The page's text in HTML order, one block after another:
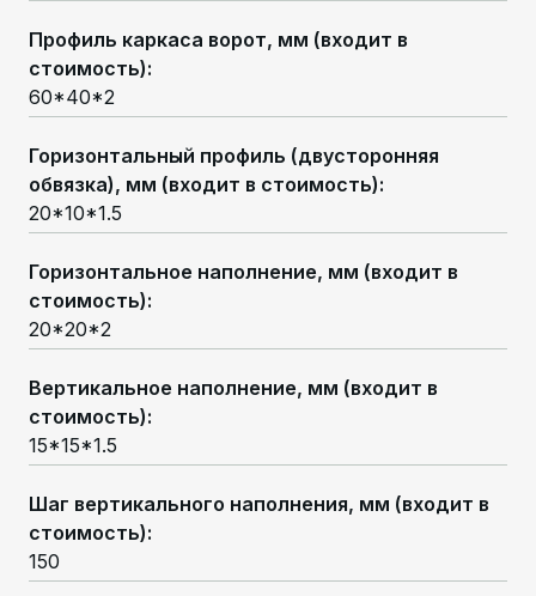
Профиль каркаса ворот, мм (входит в
стоимость):
60*40*2
Горизонтальный профиль (двусторонняя
обвязка), мм (входит в стоимость):
20*10*1.5
Горизонтальное наполнение, мм (входит в
стоимость):
20*20*2
Вертикальное наполнение, мм (входит в
стоимость):
15*15*1.5
Шаг вертикального наполнения, мм (входит в
стоимость):
150